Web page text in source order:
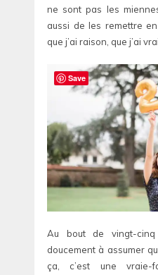
ne sont pas les
aussi de les remettre
que j’ai raison, que j’ai
Au bout de vingt-cinq
doucement à assumer
ça, c’est une vraie-
Save